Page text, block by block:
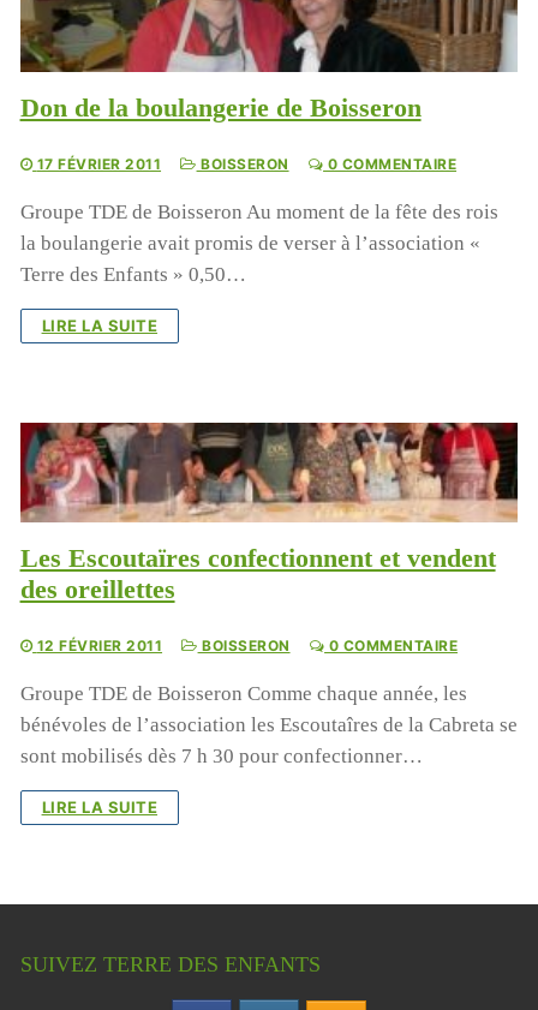
Don de la boulangerie de Boisseron
17 FÉVRIER 2011 BOISSERON 0 COMMENTAIRE
Groupe TDE de Boisseron Au moment de la fête des rois
la boulangerie avait promis de verser à l’association «
Terre des Enfants » 0,50…
LIRE LA SUITE
Les Escoutaïres confectionnent et vendent
des oreillettes
12 FÉVRIER 2011 BOISSERON 0 COMMENTAIRE
Groupe TDE de Boisseron Comme chaque année, les
bénévoles de l’association les Escoutaîres de la Cabreta se
sont mobilisés dès 7 h 30 pour confectionner…
LIRE LA SUITE
SUIVEZ TERRE DES ENFANTS